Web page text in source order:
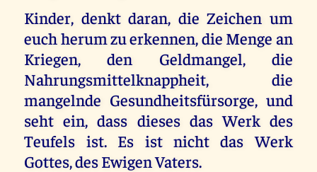
Kinder, denkt daran, die Zeichen um
euch herum zu erkennen, die Menge an
Kriegen, den Geldmangel, die
Nahrungsmittelknappheit, die
mangelnde Gesundheitsfürsorge, und
seht ein, dass dieses das Werk des
Teufels ist. Es ist nicht das Werk
Gottes, des Ewigen Vaters.